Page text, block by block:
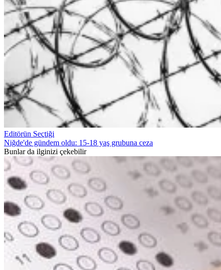
Editörün Seçtiği
Niğde'de gündem oldu: 15-18 yaş grubuna ceza
Bunlar da ilginizi çekebilir